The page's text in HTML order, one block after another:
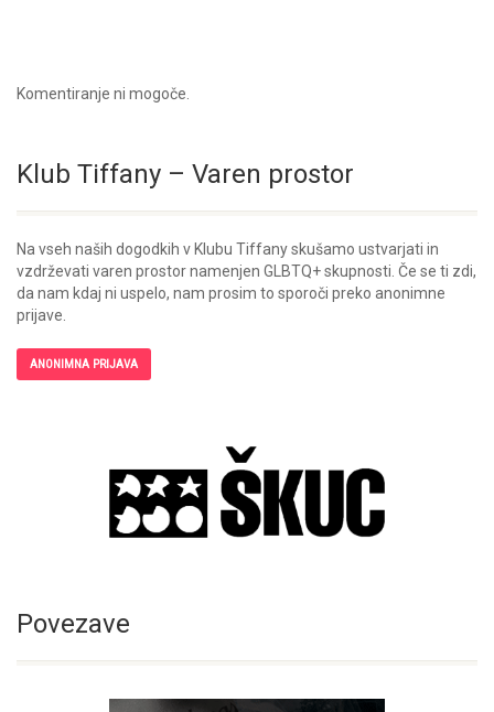
Komentiranje ni mogoče.
Klub Tiffany – Varen prostor
Na vseh naših dogodkih v Klubu Tiffany skušamo ustvarjati in
vzdrževati varen prostor namenjen GLBTQ+ skupnosti. Če se ti zdi,
da nam kdaj ni uspelo, nam prosim to sporoči preko anonimne
prijave.
ANONIMNA PRIJAVA
Povezave